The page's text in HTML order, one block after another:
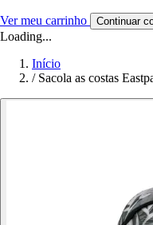
Ver meu carrinho Continuar
Loading...
Início
/ Sacola as costas